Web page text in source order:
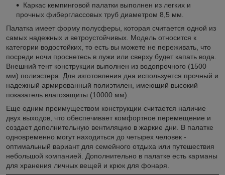
Каркас кемпинговой палатки выполнен из легких и
прочных фиберглассовых труб диаметром 8,5 мм.
Палатка имеет форму полусферы, которая считается одной из
самых надежных и ветроустойчивых. Модель относится к
категории водостойких, то есть вы можете не переживать, что
посреди ночи проснетесь в лужи или сверху будет капать вода.
Внешний тент конструкции выполнен из водопрочного (1500
мм) полиэстера. Для изготовления дна используется прочный и
надежный армированный полиэтилен, имеющий высокий
показатель влагозащиты (10000 мм).
Еще одним преимуществом конструкции считается наличие
двух выходов, что обеспечивает комфортное перемещение и
создает дополнительную вентиляцию в жаркие дни. В палатке
одновременно могут находиться до четырех человек -
оптимальный вариант для семейного отдыха или путешествия
небольшой компанией. Дополнительно в палатке есть карманы
для хранения личных вещей и крюк для фонаря.